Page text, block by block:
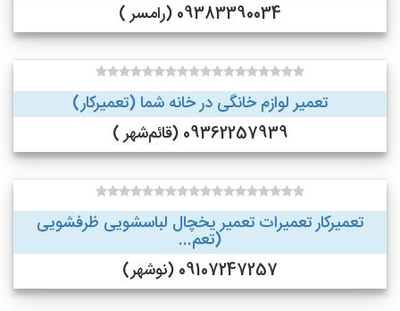
09383390034 (رامسر )
تعمیر لوازم خانگی در خانه شما (تعمیرکار)
09362257939 (قائم‌شهر )
تعمیرکار تعمیرات تعمیر یخچال لباسشویی ظرفشویی
(تعم...
09107247257 (نوشهر)